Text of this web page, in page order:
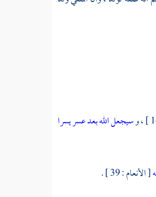
سيجعل الله بعد عسر يسرا
[ الأنعام : 39 ] .